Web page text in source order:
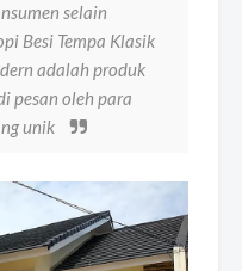
selain
Besi Tempa Klasik
adalah produk
pesan oleh para
unik